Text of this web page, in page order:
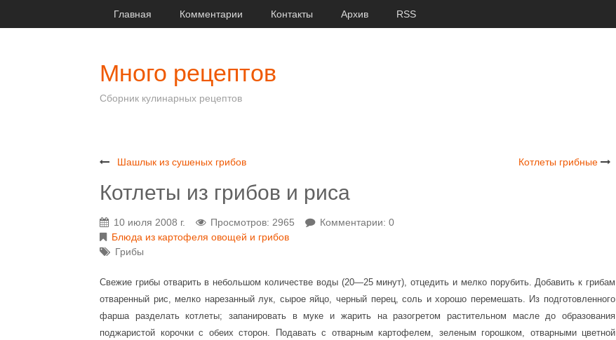
Главная Комментарии Контакты Архив RSS
Много рецептов
Сборник кулинарных рецептов
Шашлык из сушеных грибов Котлеты грибные
Котлеты из грибов и риса
10 июля 2008 г. Просмотров: 2965
Комментарии: 0
Блюда из картофеля овощей и грибов
Грибы
Свежие грибы отварить в небольшом количестве воды (20—25 минут), отцедить и мелко порубить. Добавить к грибам
отваренный рис, мелко нарезанный лук, сырое яйцо, черный перец, соль и хорошо перемешать. Из подготовленного
фарша разделать котлеты; запанировать в муке и жарить на разогретом растительном масле до образования
поджаристой корочки с обеих сторон. Подавать с отварным картофелем, зеленым горошком, отварными цветной